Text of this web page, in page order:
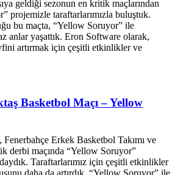
geldiği sezonun en kritik maçlarından
projemizle taraftarlarımızla buluştuk.
bu maçta, “Yellow Soruyor” ile
anlar yaşattık. Eron Software olarak,
artırmak için çeşitli etkinlikler ve
Basketbol Maçı – Yellow
Erkek Basketbol Takımı ve
derbi maçında “Yellow Soruyor”
Taraftarlarımız için çeşitli etkinlikler